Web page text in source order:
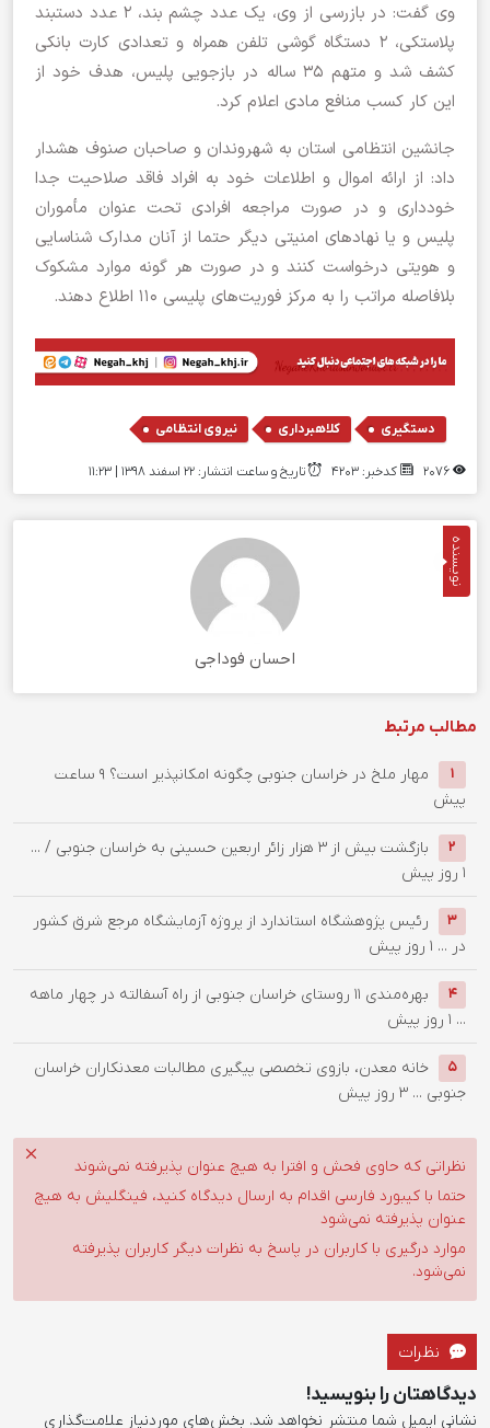
وی گفت: در بازرسی از وی، یک عدد چشم بند، ۲ عدد دستبند
پلاستکی، ۲ دستگاه گوشی تلفن همراه و تعدادی کارت بانکی
کشف شد و متهم ۳۵ ساله در بازجویی پلیس، هدف خود از
این کار کسب منافع مادی اعلام کرد.
جانشین انتظامی استان به شهروندان و صاحبان صنوف هشدار
داد: از ارائه اموال و اطلاعات خود به افراد فاقد صلاحیت جدا
خودداری و در صورت مراجعه افرادی تحت عنوان مأموران
پلیس و یا نهاد‌های امنیتی دیگر حتما از آنان مدارک شناسایی
و هویتی درخواست کنند و در صورت هر گونه موارد مشکوک
بلافاصله مراتب را به مرکز فوریت‌های پلیسی ۱۱۰ اطلاع دهند.
دستگیری , کلاهبرداری , نیروی انتظامی
کدخبر: 4203 تاریخ و ساعت انتشار: ۲۲ اسفند ۱۳۹۸ | 11:23
نویسنده
احسان فوداجی
مطالب مرتبط
1 ‌مهار ملخ در خراسان جنوبی چگونه امکانپذیر است؟
9 ساعت
پیش
2
بازگشت بیش از ۳ هزار زائر اربعین حسینی به خراسان جنوبی / ...
1 روز پیش
3
رئیس پژوهشگاه استاندارد از پروژه آزمایشگاه مرجع شرق کشور
در ... 1 روز پیش
4
بهره‌مندی ۱۱ روستای خراسان جنوبی از راه آسفالته در چهار ماهه
... 1 روز پیش
5
خانه معدن، بازوی تخصصی پیگیری مطالبات معدنکاران خراسان
جنوبی ... 3 روز پیش
نظراتی که حاوی فحش و افترا به هیچ عنوان پذیرفته نمی‌شوند
حتما با کیبورد فارسی اقدام به ارسال دیدگاه کنید، فینگلیش به هیچ
عنوان پذیرفته نمی‌شود
موارد درگیری با کاربران در پاسخ به نظرات دیگر کاربران پذیرفته
نمی‌شود.
نظرات
دیدگاهتان را بنویسید!
نشانی ایمیل شما منتشر نخواهد شد. بخش‌های موردنیاز علامت‌گذاری